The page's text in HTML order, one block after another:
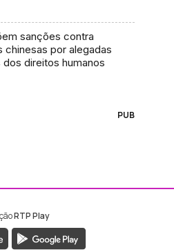
sanções contra
chinesas por alegadas
direitos humanos
PUB
RTP Play